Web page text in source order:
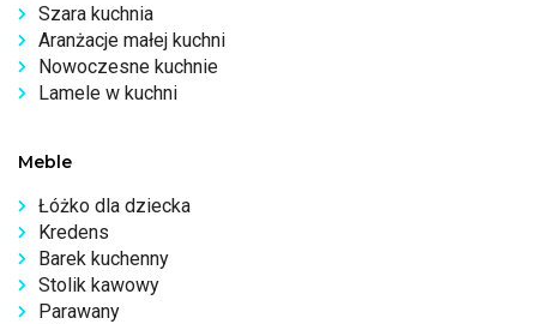
Szara kuchnia
Aranżacje małej kuchni
Nowoczesne kuchnie
Lamele w kuchni
Meble
Łóżko dla dziecka
Kredens
Barek kuchenny
Stolik kawowy
Parawany